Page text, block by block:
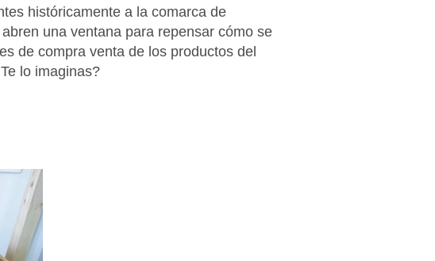
históricamente a la comarca de
una ventana para repensar cómo se
de compra venta de los productos del
lo imaginas?